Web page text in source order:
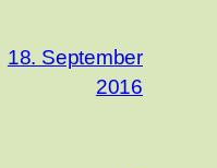
18. September
2016